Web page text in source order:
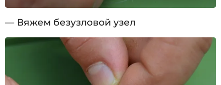
— Вяжем безузловой узел